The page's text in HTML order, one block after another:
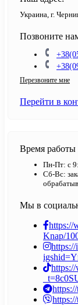
Украина, г.
Позвоните
Перезвоните мне
Перейти в
Время работы
Пн-Пт: с
Сб-Вс:
Мы в
https://
Knap/
https://